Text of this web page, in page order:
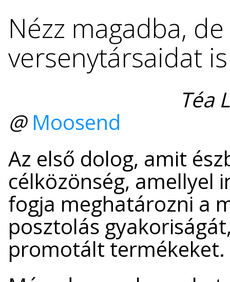
Nézz magadba,
versenytársaidat is
Téa
@ Moosend
Az első dolog, amit
célközönség, amellyel
fogja meghatározni a
posztolás
promotált termékeket.